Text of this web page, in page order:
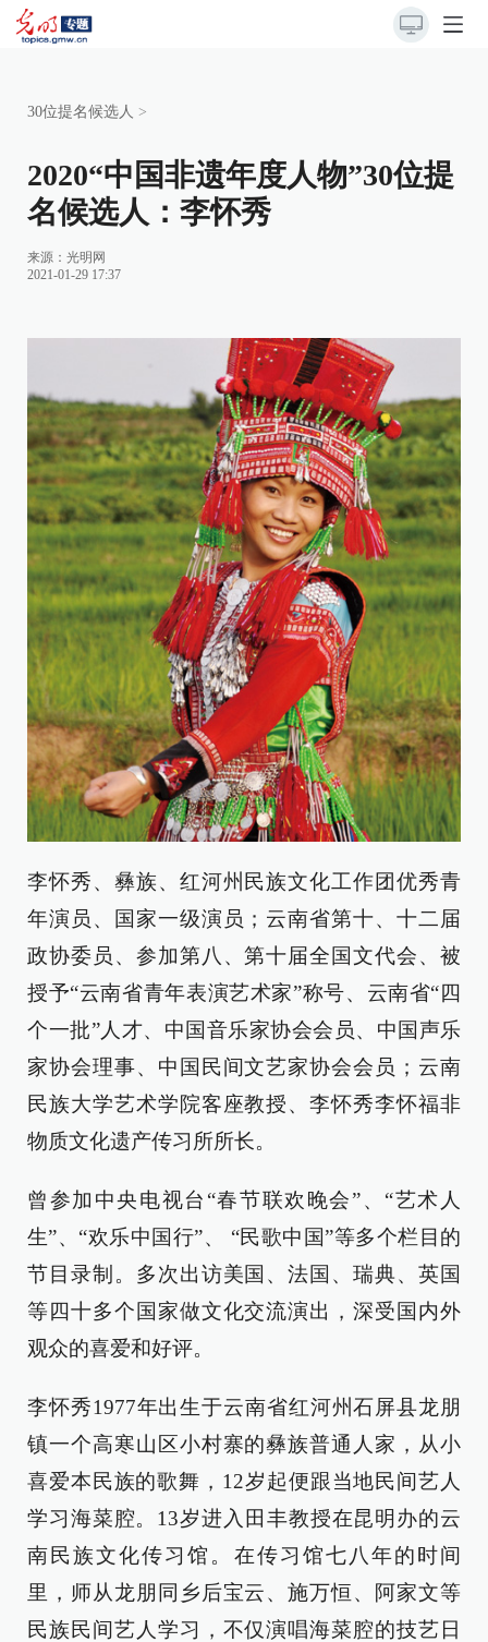
30位提名候选人 >
2020“中国非遗年度人物”30位提
名候选人：李怀秀
来源： 光明网
2021-01-29 17:37
李怀秀、彝族、红河州民族文化工作团优秀青
年演员、国家一级演员；云南省第十、十二届
政协委员、参加第八、第十届全国文代会、被
授予“云南省青年表演艺术家”称号、云南省“四
个一批”人才、中国音乐家协会会员、中国声乐
家协会理事、中国民间文艺家协会会员；云南
民族大学艺术学院客座教授、李怀秀李怀福非
物质文化遗产传习所所长。
曾参加中央电视台“春节联欢晚会”、“艺术人
生”、“欢乐中国行”、 “民歌中国”等多个栏目的
节目录制。多次出访美国、法国、瑞典、英国
等四十多个国家做文化交流演出，深受国内外
观众的喜爱和好评。
李怀秀1977年出生于云南省红河州石屏县龙朋
镇一个高寒山区小村寨的彝族普通人家，从小
喜爱本民族的歌舞，12岁起便跟当地民间艺人
学习海菜腔。13岁进入田丰教授在昆明办的云
南民族文化传习馆。在传习馆七八年的时间
里，师从龙朋同乡后宝云、施万恒、阿家文等
民族民间艺人学习，不仅演唱海菜腔的技艺日